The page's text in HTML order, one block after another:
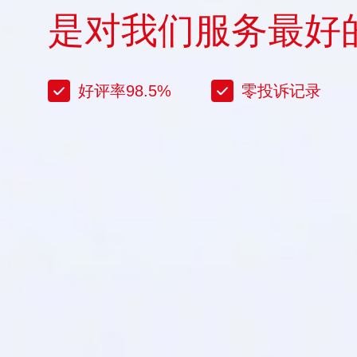
是对我们服务最好
好评率98.5% 零投诉记录